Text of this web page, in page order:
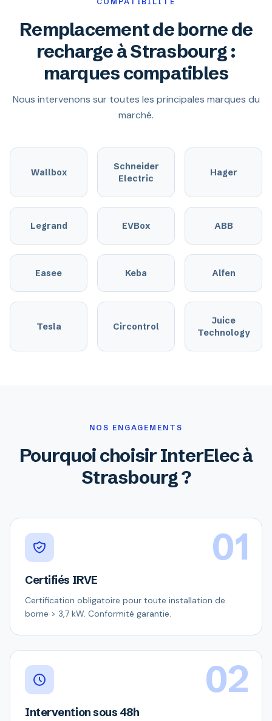
Remplacement de borne de
recharge à Strasbourg :
marques compatibles
Nous intervenons sur toutes les principales marques du
marché.
Wallbox
Schneider
Electric
Hager
Legrand EVBox ABB
Easee Keba Alfen
Tesla Circontrol
Juice
Technology
NOS ENGAGEMENTS
Pourquoi choisir InterElec à
Strasbourg ?
01
Certifiés IRVE
Certification obligatoire pour toute installation de
borne > 3,7 kW. Conformité garantie.
02
Intervention sous 48h